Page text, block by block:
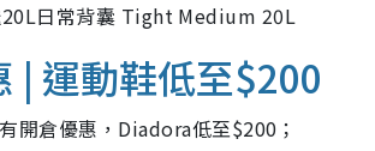
日常背囊 Tight Medium 20L
| 運動鞋低至$200
開倉優惠，Diadora低至$200；